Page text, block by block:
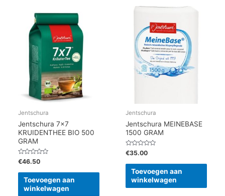
Jentschura
Jentschura 7×7
KRUIDENTHEE BIO 500
GRAM
Gewaardeerd
0
uit
€46.50
Toevoegen aan
winkelwagen
Jentschura
Jentschura MEINEBASE
1500 GRAM
Gewaardeerd
0
uit
€35.00
Toevoegen aan
winkelwagen